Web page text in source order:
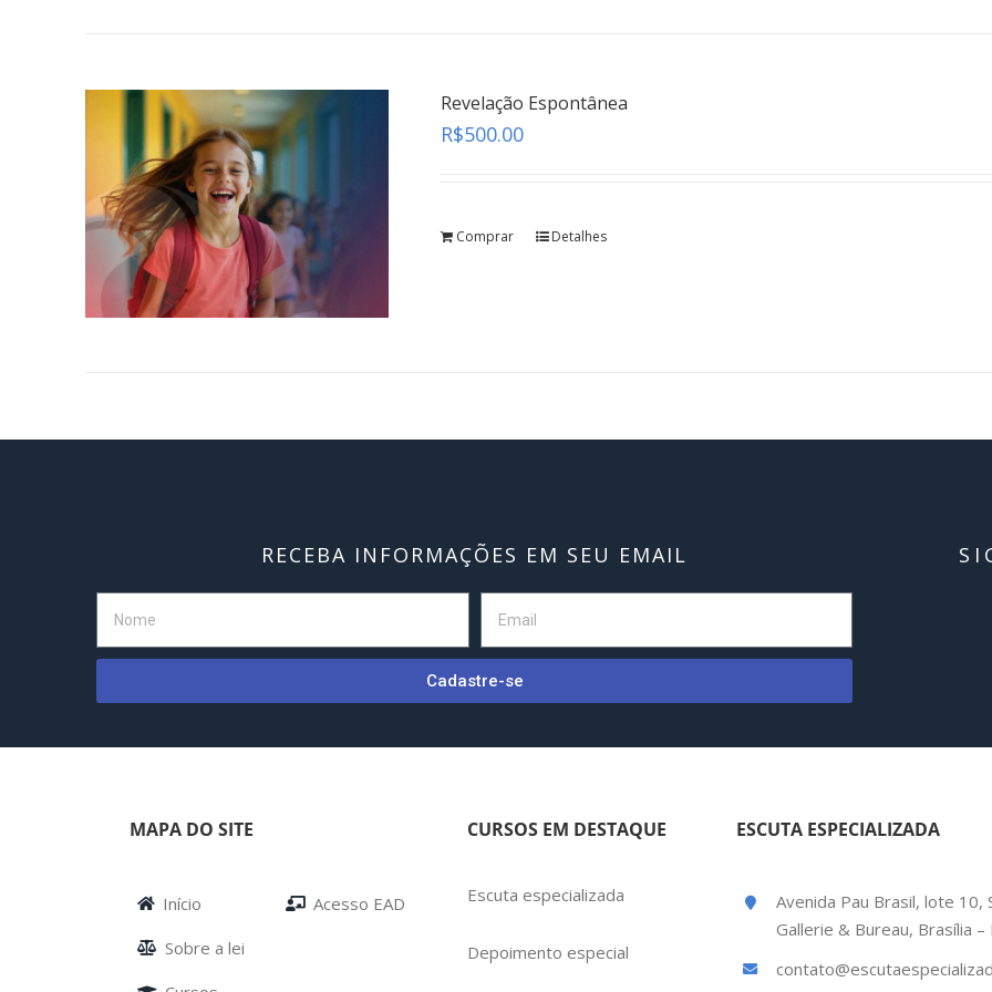
Revelação Espontânea
R$500.00
Comprar Detalhes
RECEBA INFORMAÇÕES EM SEU EMAIL
Cadastre-se
MAPA DO SITE
Início
Sobre a lei
Acesso EAD
CURSOS EM DESTAQUE
Escuta especializada
Depoimento especial
ESCUTA ESPECIALIZADA
Avenida Pau Brasil, lote 10,
Gallerie & Bureau, Brasília –